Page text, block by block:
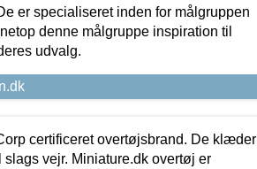
er specialiseret inden for målgruppen
denne målgruppe inspiration til
udvalg.
certificeret overtøjsbrand. De klæder
vejr. Miniature.dk overtøj er